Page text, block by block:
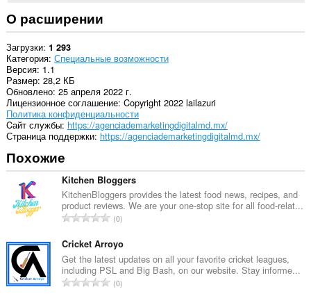
О расширении
Загрузки 1 293
Категория Специальные возможности
Версия 1.1
Размер 28,2 КБ
Обновлено 25 апреля 2022 г.
Лицензионное соглашение Copyright 2022 lailazuri
Политика конфиденциальности
Cайт службы https://agenciademarketingdigitalmd.mx/
Страница поддержки https://agenciademarketingdigitalmd.mx/
Похожие
Kitchen Bloggers
KitchenBloggers provides the latest food news, recipes, and
product reviews. We are your one-stop site for all food-relat...
В
е
г
о
о
0
Cricket Arroyo
Get the latest updates on all your favorite cricket leagues,
including PSL and Big Bash, on our website. Stay informe...
В0